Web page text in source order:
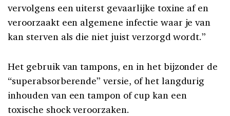
vervolgens een uiterst gevaarlijke toxine af en
veroorzaakt een algemene infectie waar je van
kan sterven als die niet juist verzorgd wordt.”
Het gebruik van tampons, en in het bijzonder de
“superabsorberende” versie, of het langdurig
inhouden van een tampon of cup kan een
toxische shock veroorzaken.